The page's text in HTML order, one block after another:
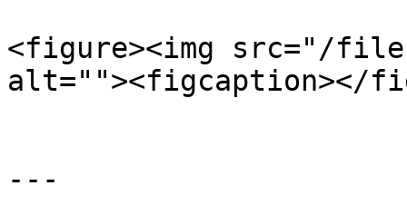
<figure><img src="/
alt=""><figcaption></
---